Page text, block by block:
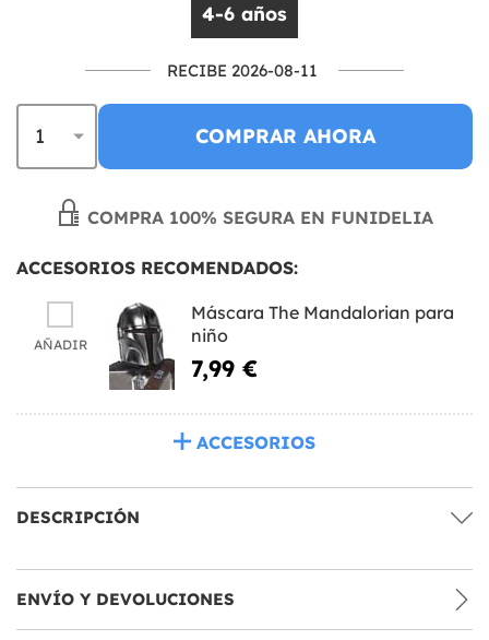
4-6 años
RECIBE 2026-08-11
COMPRAR AHORA
COMPRA 100% SEGURA EN FUNIDELIA
ACCESORIOS RECOMENDADOS:
AÑADIR
Máscara The Mandalorian para
niño
7,99 €
ACCESORIOS
DESCRIPCIÓN
ENVÍO Y DEVOLUCIONES